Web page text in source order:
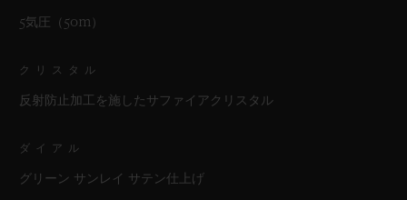
5気圧（50m）
クリスタル
反射防止加工を施したサファイアクリスタル
ダイアル
グリーン サンレイ サテン仕上げ